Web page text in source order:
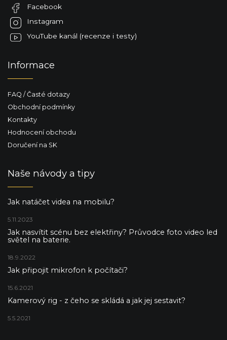
Facebook
Instagram
YouTube kanál (recenze i testy)
Informace
FAQ / Časté dotazy
Obchodní podmínky
Kontakty
Hodnocení obchodu
Doručení na SK
Naše návody a tipy
Jak natáčet videa na mobilu?
5.11.2023
Jak nasvítit scénu bez elektřiny? Průvodce foto video led
světel na baterie.
18.9.2022
Jak připojit mikrofon k počítači?
15.6.2021
Kamerový rig - z čeho se skládá a jak jej sestavit?
5.5.2021